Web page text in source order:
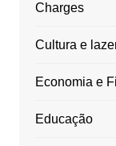
Charges
Cultura e
Economia e
Educação